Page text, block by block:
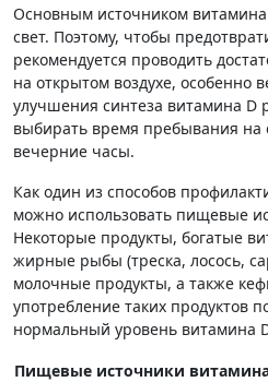
Основным источником
свет. Поэтому, чтобы
рекомендуется проводить
на открытом воздухе, особенно
улучшения синтеза витамина D
выбирать время пребывания на
вечерние часы.
Как один из способов
можно использовать пищевые
Некоторые продукты, богатые
жирные рыбы (треска, лосось,
молочные продукты, а также
употребление таких продуктов
нормальный уровень витамина
Пищевые источники